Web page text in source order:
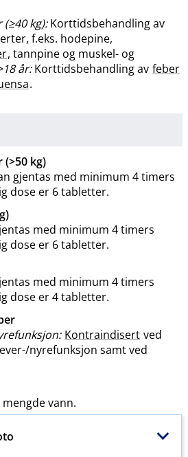
(≥40 kg):Korttidsbehandling av
f.eks. hodepine,
, tannpine og muskel- og
år:Korttidsbehandling av feber
.
(>50 kg)
gjentas med minimum 4 timers
dose er 6 tabletter.
med minimum 4 timers
dose er 6 tabletter.
med minimum 4 timers
dose er 4 tabletter.
Kontraindisert ved
​/​nyrefunksjon samt ved
vann.